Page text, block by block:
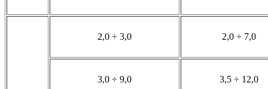
2,0 ÷ 3,0 2,0 ÷ 7,0
3,0 ÷ 9,0 3,5 ÷ 12,0